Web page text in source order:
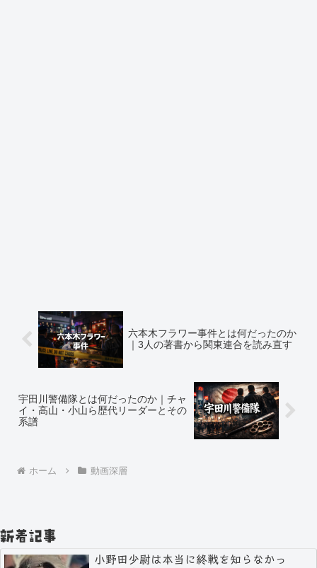
六本木フラワー事件とは何だったのか
｜3人の著書から関東連合を読み直す
宇田川警備隊とは何だったのか｜チャ
イ・高山・小山ら歴代リーダーとその
系譜
ホーム 動画深層
新着記事
小野田少尉は本当に終戦を知らなかっ